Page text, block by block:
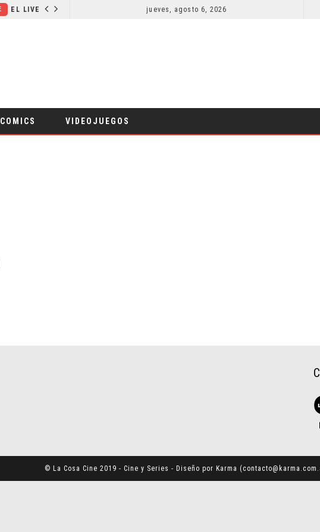
CINE
jueves, agosto 6, 2026
COMICS VIDEOJUEGOS
© La Cosa Cine 2019 - Cine y Series - Diseño por Karma (